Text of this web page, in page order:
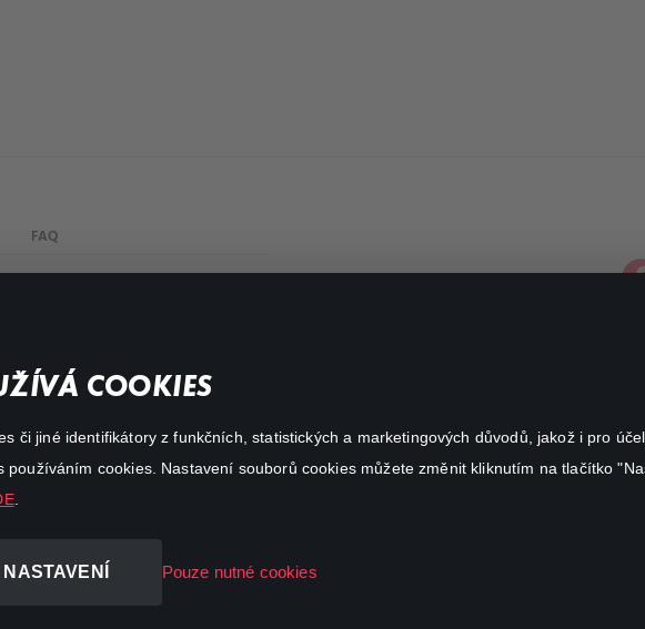
COOKIES
či jiné identifikátory z funkčních, statistických a marketingových důvodů, jakož i pro
cookies. Nastavení souborů cookies můžete změnit kliknutím na tlačítko
.
NASTAVENÍ Pouze nutné cookies
FAQ
Canal+